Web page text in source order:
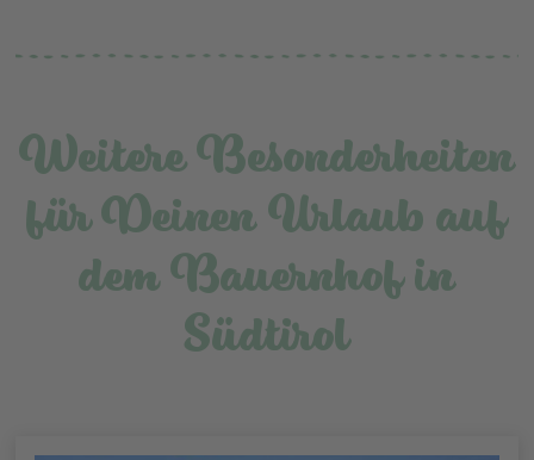
Weitere Besonderheiten
für Deinen Urlaub auf
dem Bauernhof in
Südtirol